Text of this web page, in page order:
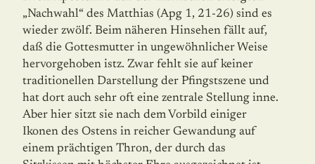
„Nachwahl“ des Matthias (Apg 1, 21-26) sind es
wieder zwölf. Beim nähe­ren Hinsehen fällt auf,
daß die Gottesmutter in ungewöhnlicher Weise
hervorgehoben istz. Zwar fehlt sie auf keiner
traditionellen Darstellung der Pfingstszene und
hat dort auch sehr oft eine zentrale Stellung inne.
Aber hier sitzt sie nach dem Vorbild einiger
Ikonen des Ostens in reicher Gewandung auf
einem prächtigen Thron, der durch das